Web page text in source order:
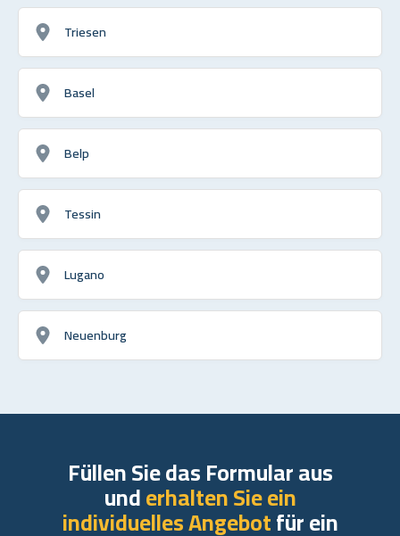
Triesen
Basel
Belp
Tessin
Lugano
Neuenburg
Füllen Sie das Formular aus
underhalten Sie ein
individuelles Angebotfür ein